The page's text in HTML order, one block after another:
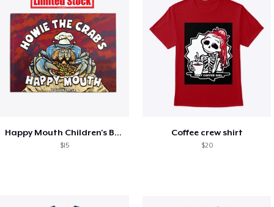
Happy Mouth Children's Book
$15
Coffee crew shirt
$20